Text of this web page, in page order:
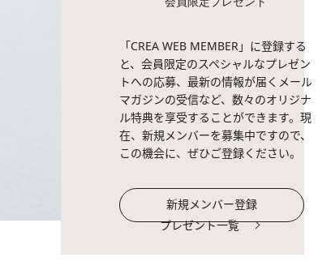
「CREA WEB MEMBER」に登録する
と、会員限定のスペシャルなプレゼン
トへの応募、最新の情報が届くメール
マガジンの受信など、数々のオリジナ
ル特典を享受することができます。現
在、新規メンバーを募集中ですので、
この機会に、ぜひご登録ください。
新規メンバー登録
プレゼント一覧